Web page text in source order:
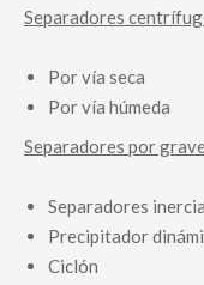
Separadores
Por vía seca
Por vía húmeda
Separadores por
Separadores
Precipitador
Ciclón